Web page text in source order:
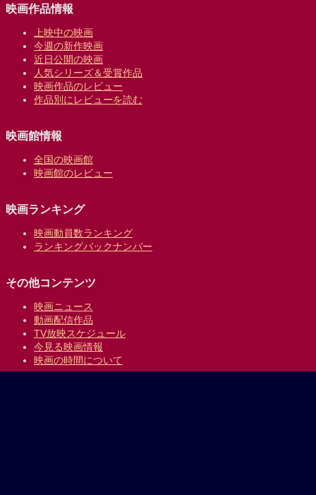
映画作品情報
上映中の映画
今週の新作映画
近日公開の映画
人気シリーズ＆受賞作品
映画作品のレビュー
作品別にレビューを読む
映画館情報
全国の映画館
映画館のレビュー
映画ランキング
映画動員数ランキング
ランキングバックナンバー
その他コンテンツ
映画ニュース
動画配信作品
TV放映スケジュール
今見る映画情報
映画の時間について